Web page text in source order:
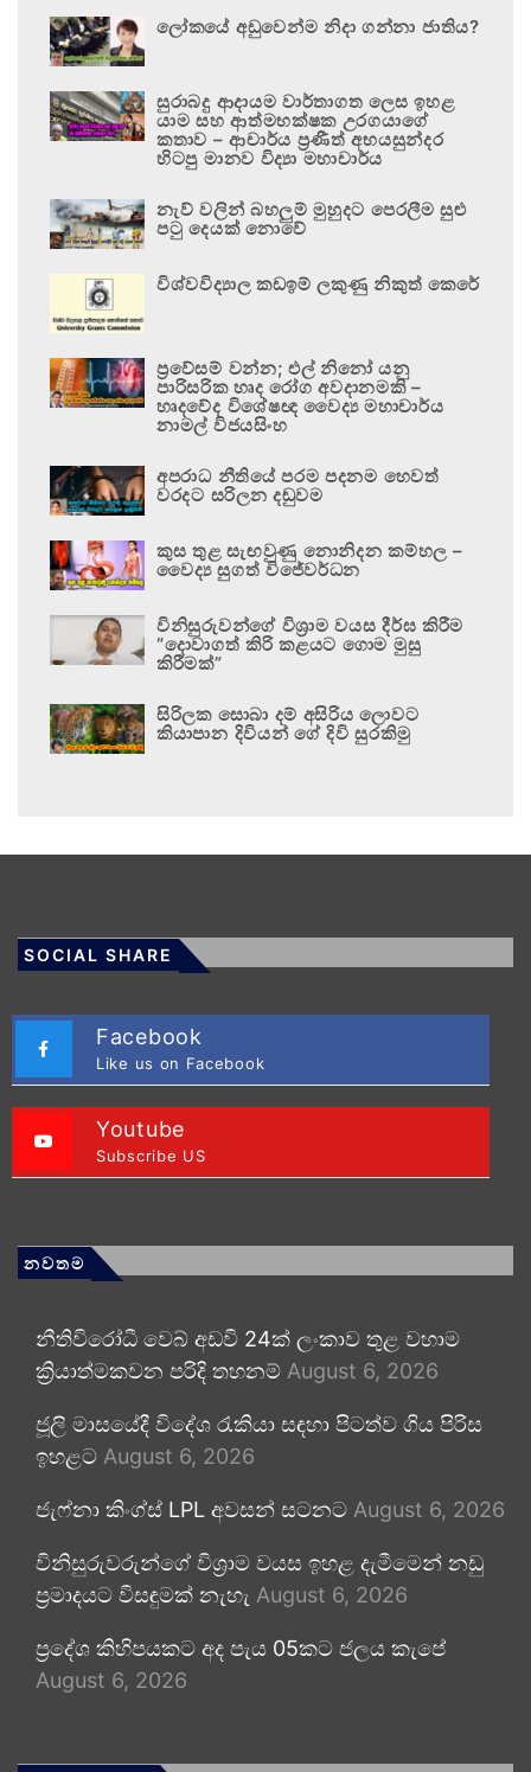
ලෝකයේ අඩුවෙන්ම නිදා ගන්නා ජාතිය?
සුරාබදු ආදායම වාර්තාගත ලෙස ඉහළ
යාම සහ ආත්මභක්ෂක උරගයාගේ
කතාව – ආචාර්ය ප්‍රණීත් අභයසුන්දර
හිටපු මානව විද්‍යා මහාචාර්ය
නැව් වලින් බහලුම් මුහුදට පෙරලීම සුළු
පටු දෙයක් නොවේ
විශ්වවිද්‍යාල කඩඉම් ලකුණු නිකුත් කෙරේ
ප්‍රවේසම් වන්න; එල් නිනෝ යනු
පාරිසරික හෘද රෝග අවදානමකි –
හෘදවේද විශේෂඥ වෛද්‍ය මහාචාර්ය
නාමල් විජයසිංහ
අපරාධ නීතියේ පරම පදනම හෙවත්
වරදට සරිලන දඬුවම
කුස තුළ සැඟවුණු නොනිදන කම්හල –
වෛද්‍ය සුගත් විජේවර්ධන
විනිසුරුවන්ගේ විශ්‍රාම වයස දීර්ඝ කිරීම
“දොවාගත් කිරි කළයට ගොම මුසු
කිරීමක්”
සිරිලක සොබා දම් අසිරිය ලොවට
කියාපාන දිවියන් ගේ දිවි සුරකිමු
SOCIAL SHARE
Facebook
Like us on Facebook
Youtube
Subscribe US
නවතම
නීතිවිරෝධී වෙබ් අඩවි 24ක් ලංකාව තුළ වහාම
ක්‍රියාත්මකවන පරිදි තහනම් August 6, 2026
ජූලි මාසයේදී විදේශ රැකියා සඳහා පිටත්ව ගිය පිරිස
ඉහළට August 6, 2026
ජැෆ්නා කිංග්ස් LPL අවසන් සටනට August 6, 2026
විනිසුරුවරුන්ගේ විශ්‍රාම වයස ඉහළ දැමීමෙන් නඩු
ප්‍රමාදයට විසඳුමක් නැහැ August 6, 2026
ප්‍රදේශ කිහිපයකට අද පැය 05කට ජලය කැපේ
August 6, 2026